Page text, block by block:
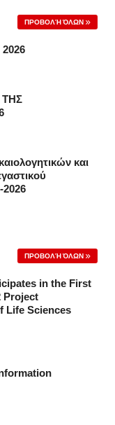
ΠΡΟΒΟΛΉ ΌΛΩΝ
ΤΗΣ
και
2026
ΠΡΟΒΟΛΉ ΌΛΩΝ
in the First
Project
Life Sciences